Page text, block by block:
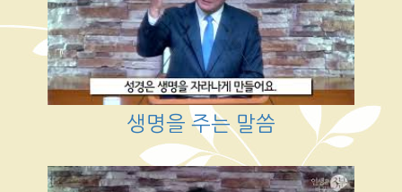
생명을 주는 말씀